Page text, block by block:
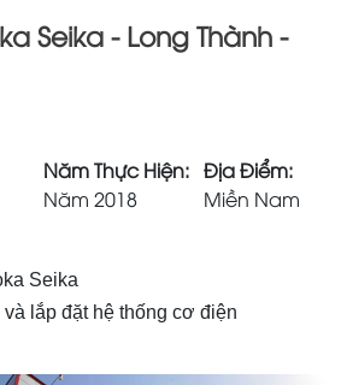
Seika - Long Thành -
Năm Thực Hiện:
Năm 2018
Địa Điểm:
Miền Nam
Seika
và lắp đặt hệ thống cơ điện